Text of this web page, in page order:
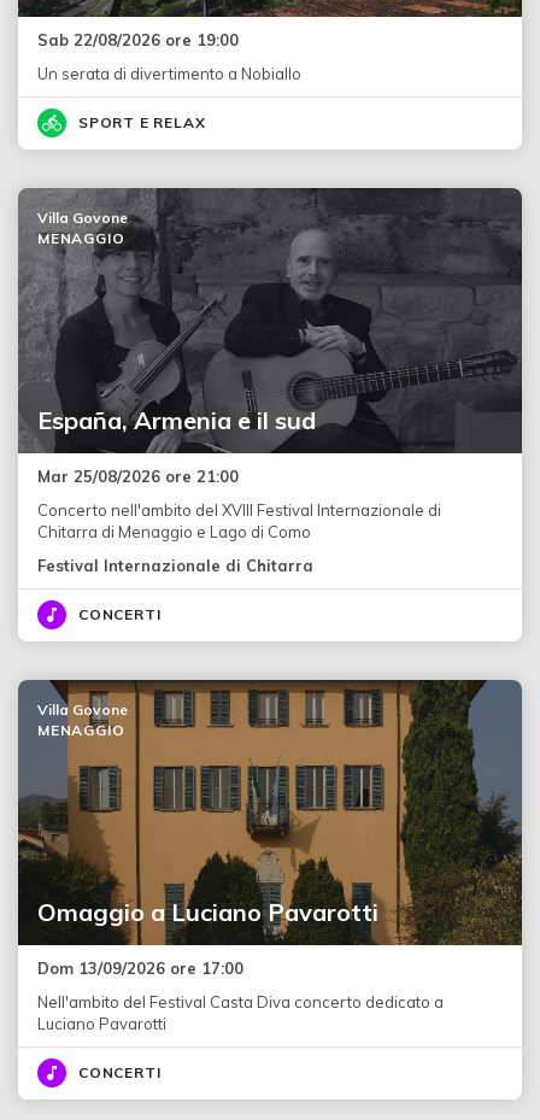
Sab 22/08/2026 ore 19:00
Un serata di divertimento a Nobiallo
SPORT E RELAX
España, Armenia e il sud
Villa Govone
MENAGGIO
Mar 25/08/2026 ore 21:00
Concerto nell'ambito del XVIII Festival Internazionale di
Chitarra di Menaggio e Lago di Como
Festival Internazionale di Chitarra
CONCERTI
Omaggio a Luciano Pavarotti
Villa Govone
MENAGGIO
Dom 13/09/2026 ore 17:00
Nell'ambito del Festival Casta Diva concerto dedicato a
Luciano Pavarotti
CONCERTI